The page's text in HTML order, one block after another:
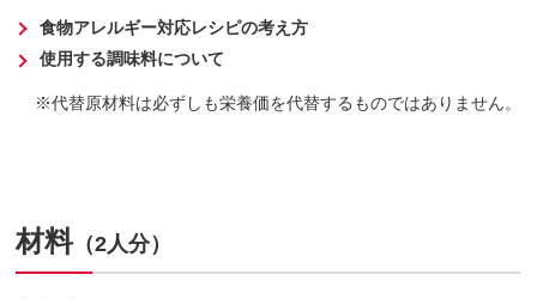
食物アレルギー対応レシピの考え方
使用する調味料について
代替原材料は必ずしも栄養価を代替するものではありません。
材料（2人分）